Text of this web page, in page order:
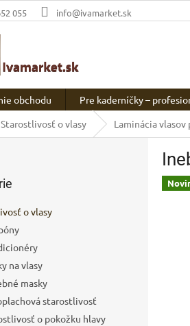
055 info@ivamarket.sk
obchodu Pre kaderníčky –
Starostlivosť o vlasy Laminácia
o vlasy
na vlasy
masky
starostlivosť
o pokožku hlavy